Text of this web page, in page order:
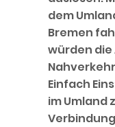
dem
Bremen
würden
Einfach
im Umland